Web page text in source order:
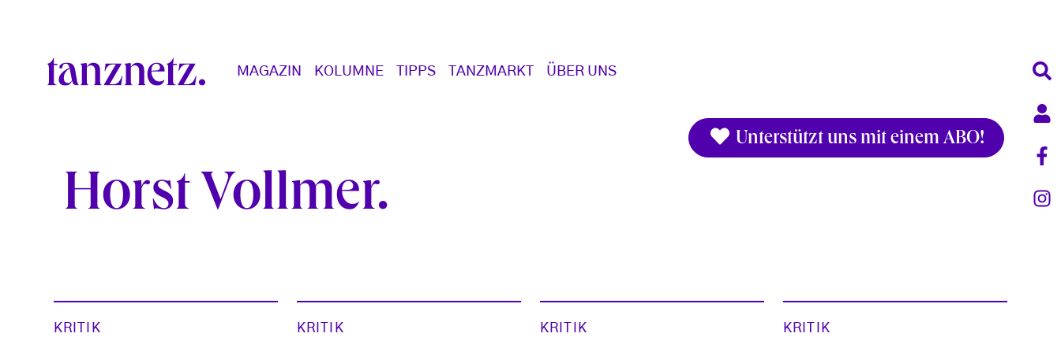
Main navigation
MAGAZIN KOLUMNE TIPPS TANZMARKT ÜBER UNS
Unterstützt uns mit einem ABO!
Horst Vollmer
KRITIK KRITIK KRITIK KRITIK